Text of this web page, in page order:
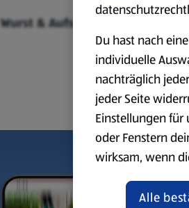
Wurst & Aufschnitt
Du hast nach
individuelle
nachträglich
jeder Seite
Einstellungen für
oder Fenstern
wirksam, wenn
aktualisiert oder
Alle